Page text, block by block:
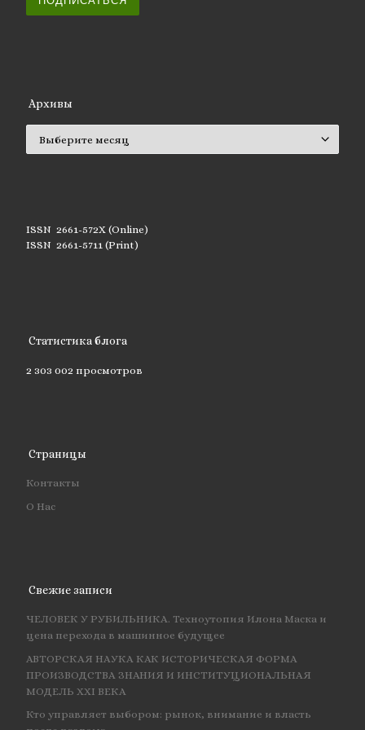
Архивы
ISSN 2661-572X (Online)
ISSN 2661-5711 (Print)
Статистика блога
2 303 002 просмотров
Страницы
Контакты
О Нас
Свежие записи
ЧЕЛОВЕК У РУБИЛЬНИКА. Техноутопия Илона Маска и
цена перехода в машинное будущее
АВТОРСКАЯ НАУКА КАК ИСТОРИЧЕСКАЯ ФОРМА
ПРОИЗВОДСТВА ЗНАНИЯ И ИНСТИТУЦИОНАЛЬНАЯ
МОДЕЛЬ XXI ВЕКА
Кто управляет выбором: рынок, внимание и власть